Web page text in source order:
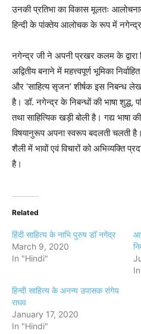
उनकी प्रतिभा का विकास मूलतः
हिन्दी के पांक्तेय आलोचक के रूप में
नगेन्द्र जी ने अपनी प्रखर कलम के द्वारा
अद्वितीय बनाने में महत्त्वपूर्ण भूमिका
और ‘साहित्य सृजन’ शीर्षक इस निबन्ध
है। डॉ. नगेन्द्र के निबन्धों की भाषा शुद्ध,
तथा साहित्यिक खड़ी बोली है। गद्य भाषा
विषयानुरूप अपना स्वरूप बदलती चलती
शैली में भावों एवं विचारों को अभिव्यक्ति
है।
Related
हिंदी साहित्य के नाभि पुरुष डॉ नगेंद्र
March 9, 2020
In "Hindi"
हिन्दी साहित्य के अनन्य उपासक रांगेय
राघव
January 17, 2020
In "Hindi"